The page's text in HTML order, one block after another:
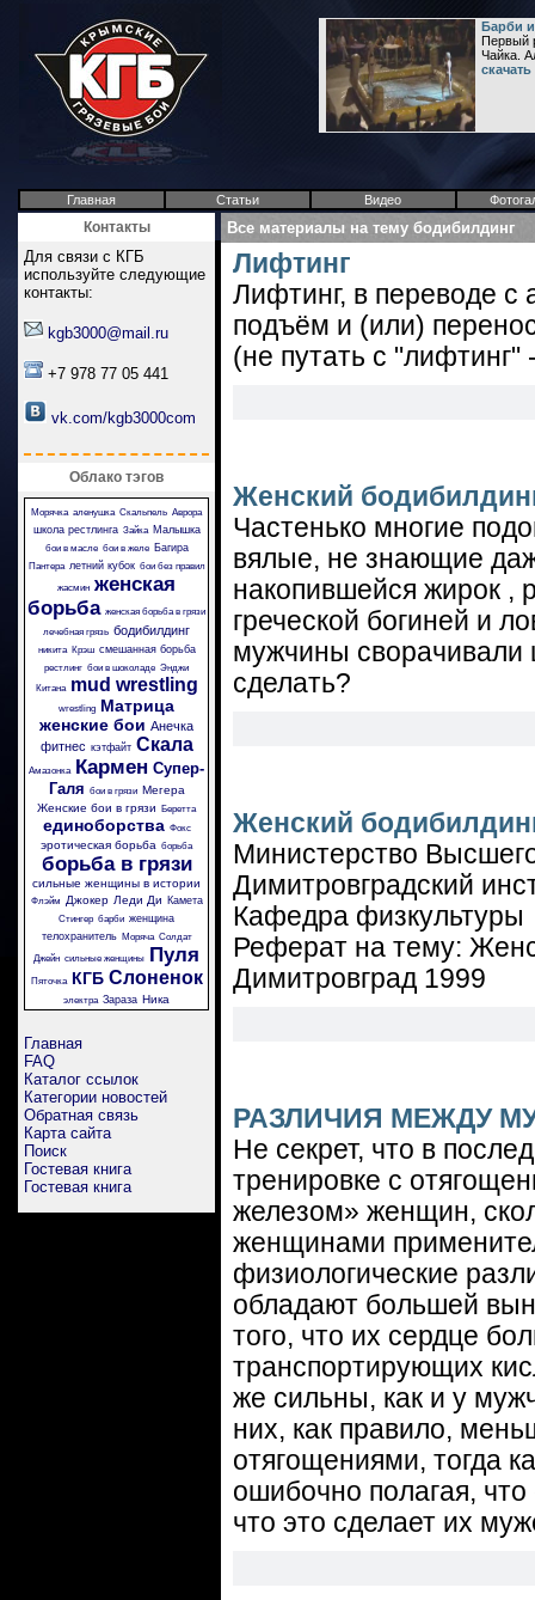
Барби
Первый
Чайка.
Главная Статьи Видео
Контакты
Для связи с КГБ
используйте следующие
контакты:
kgb3000@mail.ru
+7 978 77 05 441
vk.com/kgb3000com
Облако тэгов
Морячка аленушка Скальпель Аврора
школа рестлинга Зайка Малышка
бои в масле бои в желе Багира
Пантера летний кубок бои без правил
жасмин женская
борьба женская борьба в грязи
лечебная грязь бодибилдинг
никита Крэш смешанная борьба
рестлинг бои в шоколаде Энджи
Китана
mud wrestling
wrestling Матрица
женские бои Анечка
фитнес кэтфайт Скала
Амазонка Кармен Супер-
Галя бои в грязи Мегера
Женские бои в грязи
Беретта
единоборства Фокс
эротическая борьба борьба
борьба в грязи
сильные женщины в истории
Флэйм Джокер Леди Ди Камета
Стингер барби женщина
телохранитель
Моряча Солдат
Джейн сильные женщины Пуля
Пяточка КГБ Слоненок
электра Зараза Ника
Главная
FAQ
Каталог ссылок
Категории новостей
Обратная связь
Карта сайта
Поиск
Гостевая книга
Гостевая книга
Все материалы на тему бодибилдинг
Лифтинг
Лифтинг, в переводе с
подъём и (или)
(не путать с "лифтинг"
Женский
Частенько многие
вялые, не знающие
накопившейся жирок ,
греческой богиней и
мужчины сворачивали
сделать?
Женский
Министерство
Димитровградский
Кафедра физкультуры
Реферат на тему:
Димитровград 1999
РАЗЛИЧИЯ МЕЖДУ
Не секрет, что в
тренировке с
железом» женщин,
женщинами
физиологические
обладают большей
того, что их сердце
транспортирующих
же сильны, как и у
них, как правило,
отягощениями, тогда
ошибочно полагая,
что это сделает их